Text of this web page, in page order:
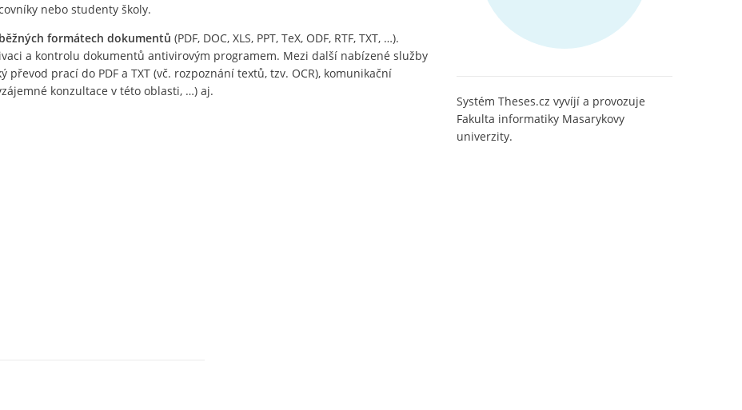
nebo studenty školy.
formátech dokumentů (PDF, DOC, XLS, PPT, TeX, ODF, RTF, TXT, …).
a kontrolu dokumentů antivirovým programem. Mezi další nabízené služby
prací do PDF a TXT (vč. rozpoznání textů, tzv. OCR), komunikační
konzultace v této oblasti, …) aj.
Systém Theses.cz vyvíjí a provozuje
Fakulta informatiky Masarykovy
univerzity.